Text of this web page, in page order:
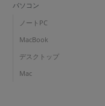
パソコン
ノートPC
MacBook
デスクトップ
Mac